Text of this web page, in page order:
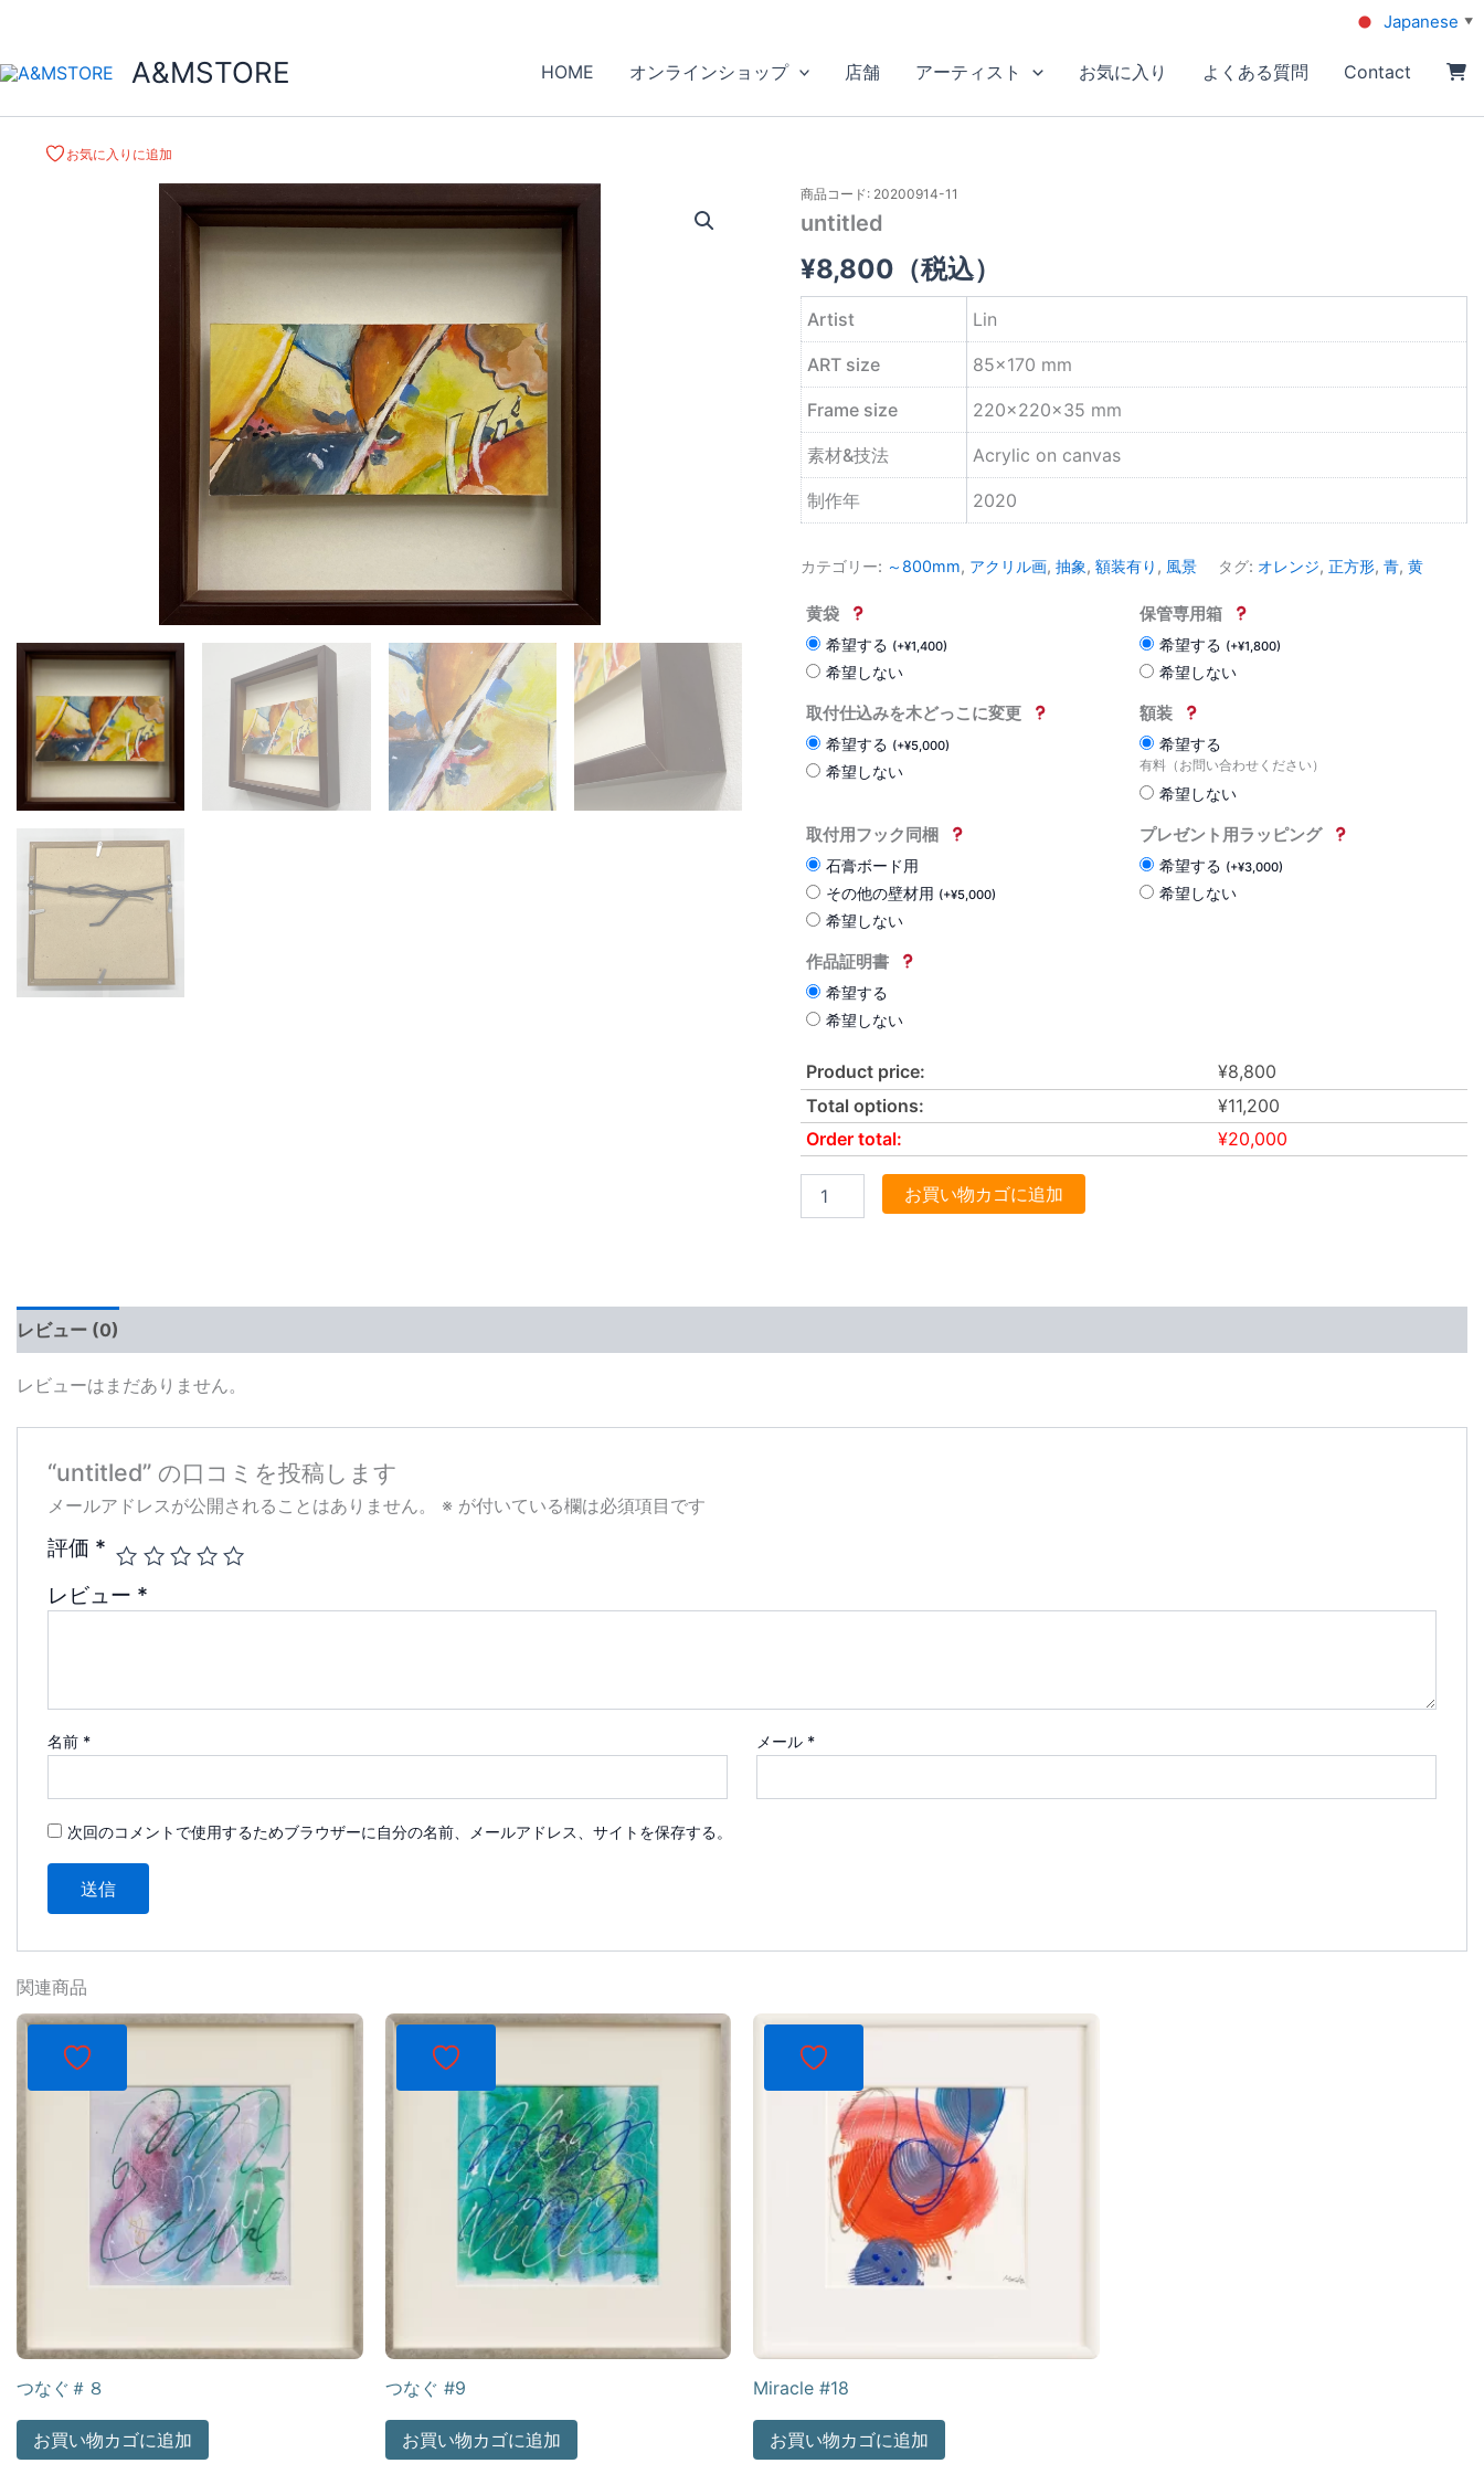
A&MSTORE HOME オンラインショップ 店舗 アーティスト お気に入り よくある質問 Contact
お気に入りに追加
商品コード: 20200914-11
untitled
¥8,800 （税込）
Artist Lin
ART size 85×170 mm
Frame size 220×220×35 mm
素材&技法 Acrylic on canvas
制作年 2020
カテゴリー: ～800mm, アクリル画, 抽象, 額装有り , 風景 タグ: オレンジ, 正方形, 青, 黄
黄袋
希望する (+¥1,400)
希望しない
保管専用箱
希望する (+¥1,800)
希望しない
取付仕込みを木どっこに変更
希望する (+¥5,000)
希望しない
額装
希望する
有料（お問い合わせください）
希望しない
取付用フック同梱
石膏ボード用
その他の壁材用 (+¥5,000)
希望しない
プレゼント用ラッピング
希望する (+¥3,000)
希望しない
作品証明書
希望する
希望しない
Product price: ¥8,800
Total options:
¥11,200
Order total:
¥20,000
お買い物カゴに追加
レビュー (0)
レビューはまだありません。
“untitled” の口コミを投稿します
メールアドレスが公開されることはありません。 ※ が付いている欄は必須項目です
評価 *
レビュー *
名前 * メール *
次回のコメントで使用するためブラウザーに自分の名前、メールアドレス、サイトを保存する。
関連商品
つなぐ＃８
お買い物カゴに追加
つなぐ #9
お買い物カゴに追加
Miracle #18
お買い物カゴに追加
Japanese ▼